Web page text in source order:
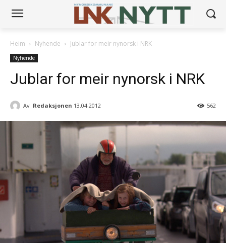
Heim Nyhende Jublar for meir nynorsk i NRK
Nyhende
Jublar for meir nynorsk i NRK
Av Redaksjonen 13.04.2012 562